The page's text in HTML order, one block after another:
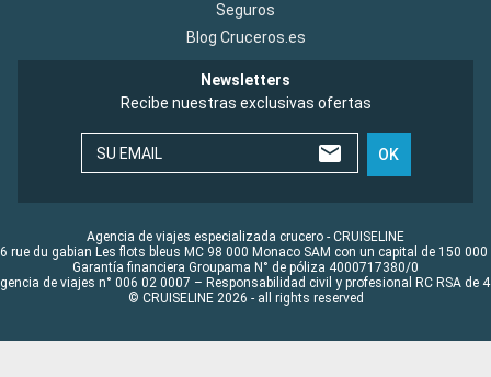
Seguros
Blog Cruceros.es
Newsletters
Recibe nuestras exclusivas ofertas
SU EMAIL OK
Agencia de viajes especializada crucero - CRUISELINE
rue du gabian Les flots bleus MC 98 000 Monaco SAM con un capital de 150 000
Garantía financiera Groupama N° de póliza 4000717380/0
de viajes n° 006 02 0007 – Responsabilidad civil y profesional RC RSA de
© CRUISELINE 2026 - all rights reserved